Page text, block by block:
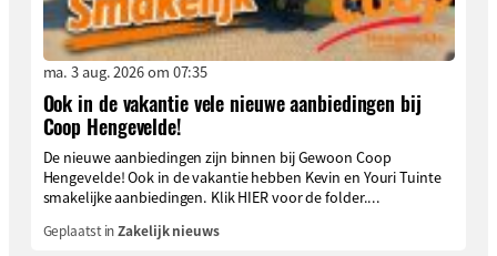
ma. 3 aug. 2026 om 07:35
Ook in de vakantie vele nieuwe aanbiedingen bij
Coop Hengevelde!
De nieuwe aanbiedingen zijn binnen bij Gewoon Coop
Hengevelde! Ook in de vakantie hebben Kevin en Youri Tuinte
smakelijke aanbiedingen. Klik HIER voor de folder....
Geplaatst inZakelijk nieuws